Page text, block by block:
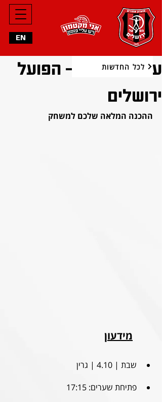
EN
עירוני טבריה - הפועל
ירושלים
ההכנה המלאה שלכם למשחק
מידעון
שבת | 4.10 | גרין
פתיחת שערים: 17:15
לכל החדשות